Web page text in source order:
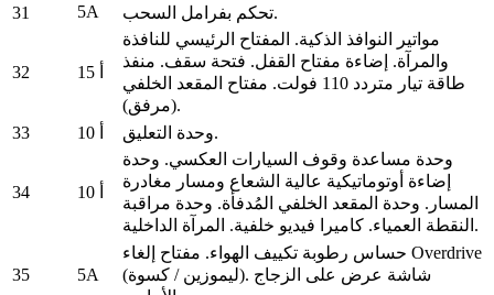
31
5A تحكم بفرامل السحب.
32
مواتير النوافذ الذكية. المفتاح الرئيسي للنافذة
والمرآة. إضاءة مفتاح القفل. فتحة سقف. منفذ
طاقة تيار متردد 110 فولت.
مفتاح المقعد الخلفي
(مرفق).
33
وحدة التعليق.
34
وحدة مساعدة وقوف السيارات العكسي. وحدة
إضاءة أوتوماتيكية عالية الشعاع ومسار مغادرة
المسار. وحدة المقعد الخلفي المُدفأة. وحدة مراقبة
النقطة العمياء. كاميرا فيديو خلفية. المرآة الداخلية.
35 5A
حساس رطوبة تكييف الهواء. مفتاح إلغاء Overdrive
(ليموزين / كسوة). شاشة عرض على الزجاج